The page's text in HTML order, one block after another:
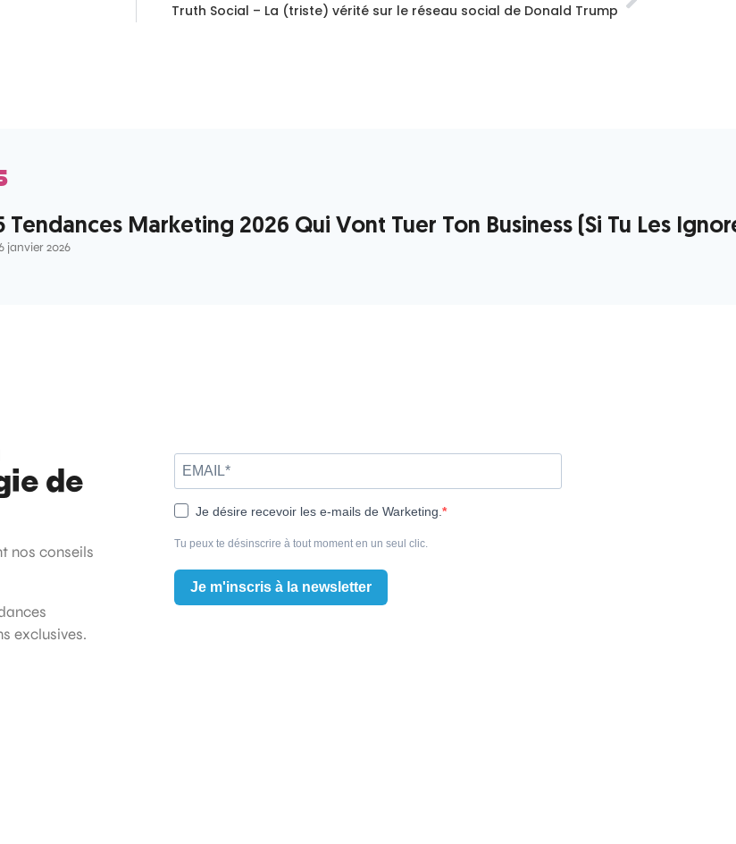
Truth Social – La (triste) vérité sur le réseau social de Donald Trump
Tendances Marketing 2026 Qui Vont Tuer Ton Business (Si Tu Les
janvier 2026
de
nos conseils
exclusives.
Je désire recevoir les e-mails de Warketing.
Tu peux te désinscrire à tout moment en un seul clic.
Je m'inscris à la newsletter